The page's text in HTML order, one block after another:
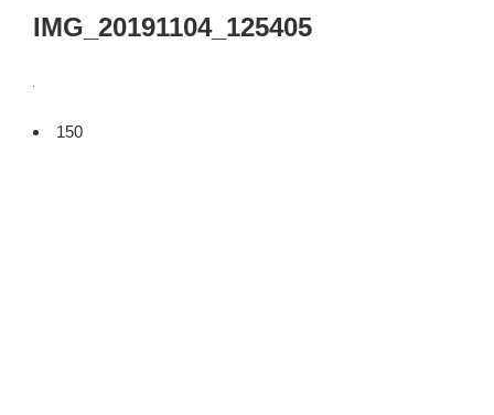
IMG_20191104_125405
150